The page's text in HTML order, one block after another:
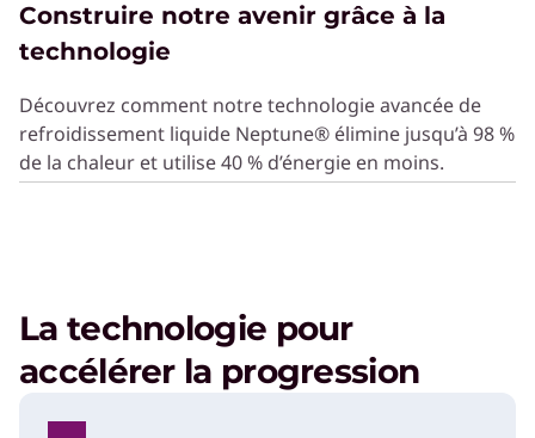
Construire notre avenir grâce à la
technologie
Découvrez comment notre technologie avancée de
refroidissement liquide Neptune® élimine jusqu’à 98 %
de la chaleur et utilise 40 % d’énergie en moins.
La technologie pour
accélérer la progression